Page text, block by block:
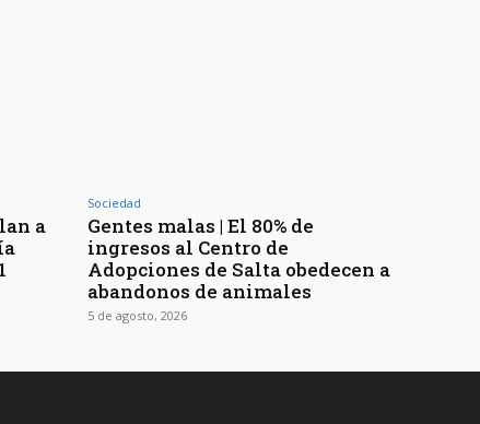
a
Sociedad
Gentes malas | El 80% de
ingresos al Centro de
Adopciones de Salta obedecen a
abandonos de animales
5 de agosto, 2026